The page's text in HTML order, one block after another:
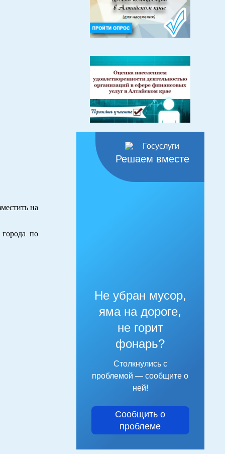
на
по
Решаем вместе
Не убран мусор,
яма на дороге,
не горит
фонарь?
Столкнулись с
проблемой — сообщите о
ней!
Сообщить о
проблеме